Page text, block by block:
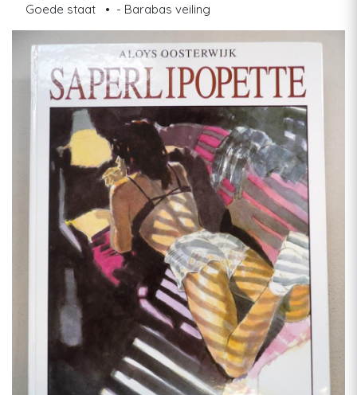
Goede staat • - Barabas veiling